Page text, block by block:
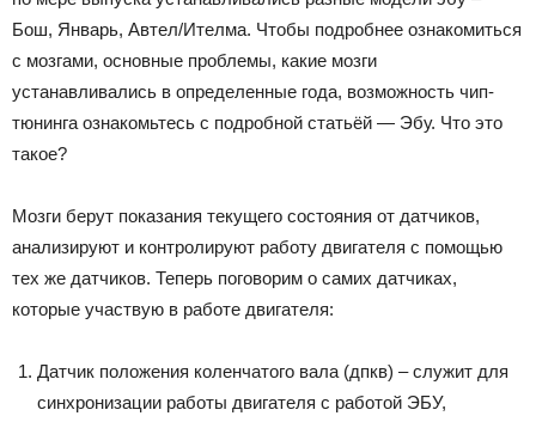
Бош, Январь, Автел/Ителма. Чтобы подробнее ознакомиться
с мозгами, основные проблемы, какие мозги
устанавливались в определенные года, возможность чип-
тюнинга ознакомьтесь с подробной статьёй — Эбу. Что это
такое?
Мозги берут показания текущего состояния от датчиков,
анализируют и контролируют работу двигателя с помощью
тех же датчиков. Теперь поговорим о самих датчиках,
которые участвую в работе двигателя:
Датчик положения коленчатого вала (дпкв) – служит для
синхронизации работы двигателя с работой ЭБУ,